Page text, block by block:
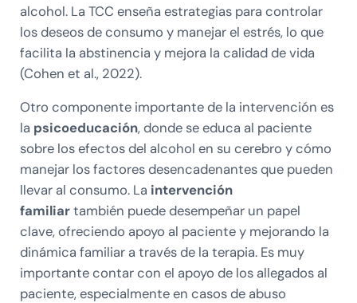
alcohol. La TCC enseña estrategias para controlar
los deseos de consumo y manejar el estrés, lo que
facilita la abstinencia y mejora la calidad de vida
(Cohen et al., 2022).
Otro componente importante de la intervención es
la psicoeducación, donde se educa al paciente
sobre los efectos del alcohol en su cerebro y cómo
manejar los factores desencadenantes que pueden
llevar al consumo. La intervención
familiartambién puede desempeñar un papel
clave, ofreciendo apoyo al paciente y mejorando la
dinámica familiar a través de la terapia. Es muy
importante contar con el apoyo de los allegados al
paciente, especialmente en casos de abuso